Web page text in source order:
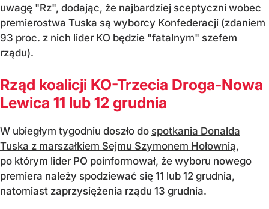
uwagę "Rz", dodając, że najbardziej sceptyczni wobec
premierostwa Tuska są wyborcy Konfederacji (zdaniem
93 proc. z nich lider KO będzie "fatalnym" szefem
rządu).
Rząd koalicji KO-Trzecia Droga-Nowa
Lewica 11 lub 12 grudnia
W ubiegłym tygodniu doszło do spotkania Donalda
Tuska z marszałkiem Sejmu Szymonem Hołownią,
po którym lider PO poinformował, że wyboru nowego
premiera należy spodziewać się 11 lub 12 grudnia,
natomiast zaprzysiężenia rządu 13 grudnia.